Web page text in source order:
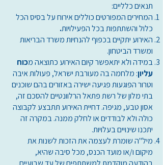
תנאים כלליים:
המחירים המפורטים כוללים אירוח על בסיס הכל
כלול והשתתפות בכל הפעילויות.
האירוע יתקיים בכפוף להנחיות משרד הבריאות
ומשרד הביטחון.
במידה ולא יתאפשר קיום האירוע כתוצאה מכוח
עליון: מלחמה בה מעורבת ישראל, פעולות איבה
וטרור הפוגעות פגיעה ישירה באזורים בהם שוכנים
בתי מלון של רשת פתאל הרלוונטיים להסכם זה,
אסון טבע, מגיפה. דחיית האירוע תתבצע לקבוצה
כולה ולא לבודדים או לחלק ממנה. במקרה זה
יתכנו שינויים בעלויות.
מיל"ה שומרת לעצמה את הזכות לשנות את
מיקום ו/או מועד הכנס, מכל סיבה שהיא,